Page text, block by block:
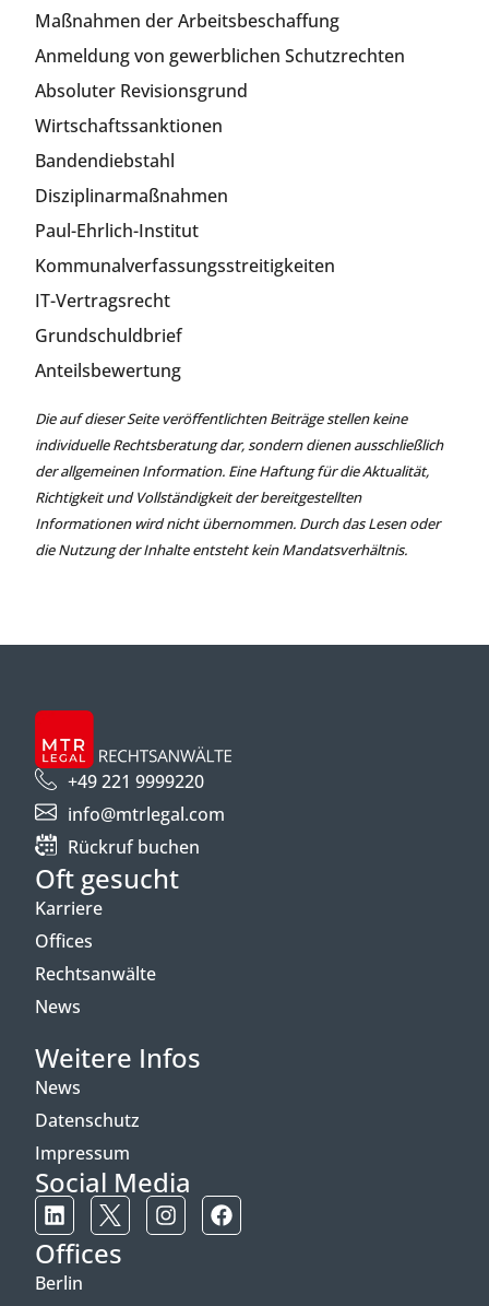
Maßnahmen der Arbeitsbeschaffung
Anmeldung von gewerblichen Schutzrechten
Absoluter Revisionsgrund
Wirtschaftssanktionen
Bandendiebstahl
Disziplinarmaßnahmen
Paul-Ehrlich-Institut
Kommunalverfassungsstreitigkeiten
IT-Vertragsrecht
Grundschuldbrief
Anteilsbewertung
Die auf dieser Seite veröffentlichten Beiträge stellen keine
individuelle Rechtsberatung dar, sondern dienen ausschließlich
der allgemeinen Information. Eine Haftung für die Aktualität,
Richtigkeit und Vollständigkeit der bereitgestellten
Informationen wird nicht übernommen. Durch das Lesen oder
die Nutzung der Inhalte entsteht kein Mandatsverhältnis.
+49 221 9999220
info@mtrlegal.com
Rückruf buchen
Oft gesucht
Karriere
Offices
Rechtsanwälte
News
Weitere Infos
News
Datenschutz
Impressum
Social Media
Offices
Berlin